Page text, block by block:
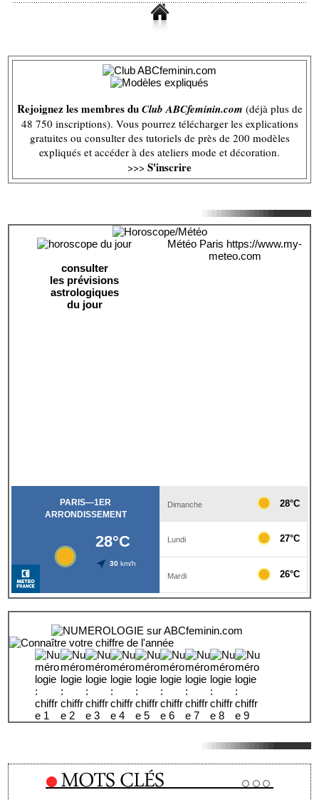
Rejoignez les membres duClub ABCfeminin.com (déjà plus de
48 750 inscriptions). Vous pourrez télécharger les explications
gratuites ou consulter des tutoriels de près de 200 modèles
expliqués et accéder à des ateliers mode et décoration.
>>> S'inscrire
consulter
les prévisions
astrologiques
du jour
Météo Paris https://www.my-
meteo.com